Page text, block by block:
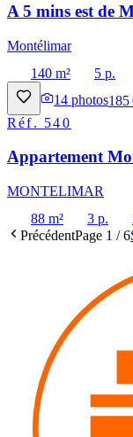
A 5 mins est de
Montélimar
140 m²
5 p.
14 photos185
Réf. 540
Appartement
MONTELIMAR
88 m²
3 p.
PrécédentPage 1 /6